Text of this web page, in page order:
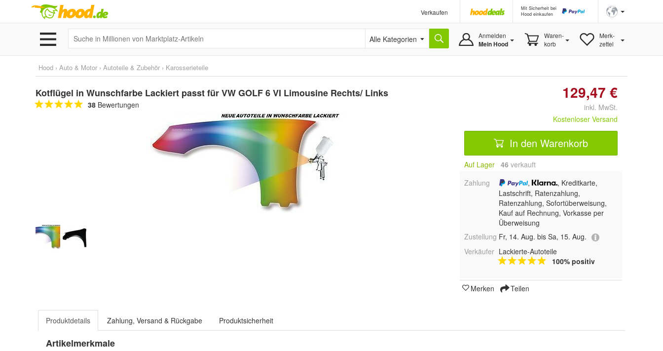
Verkaufen
Mit Sicherheit bei
Hood einkaufen
Alle Kategorien Anmelden
Mein Hood
Waren-
korb
Merk-
zettel
Hood › Auto & Motor › Autoteile & Zubehör › Karosserieteile
Kotflügel in Wunschfarbe Lackiert passt für VW GOLF 6 VI Limousine Rechts/ Links
38 Bewertungen
129,47 €
inkl. MwSt.
Kostenloser Versand
In den Warenkorb
Auf Lager 46 verkauft
Zahlung
,
, Kreditkarte,
Lastschrift, Ratenzahlung,
Ratenzahlung, Sofortüberweisung,
Kauf auf Rechnung, Vorkasse per
Überweisung
Zustellung Fr, 14. Aug. bis Sa, 15. Aug.
Verkäufer Lackierte-Autoteile
100% positiv
Merken Teilen
Produktdetails Zahlung, Versand & Rückgabe Produktsicherheit
Artikelmerkmale